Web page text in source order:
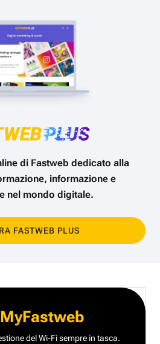
di Fastweb dedicato alla
informazione e
nel mondo digitale.
FASTWEB PLUS
del Wi-Fi sempre in tasca.